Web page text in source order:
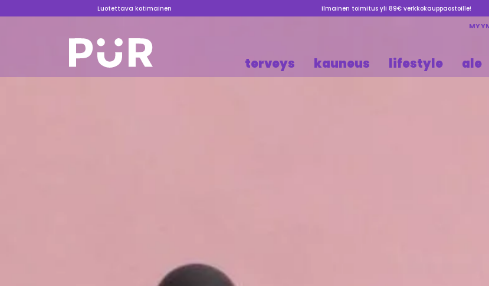
Luotettava kotimainen Ilmainen toimitus yli 89€ verkkokauppaostoille!
terveys kauneus lifestyle ale